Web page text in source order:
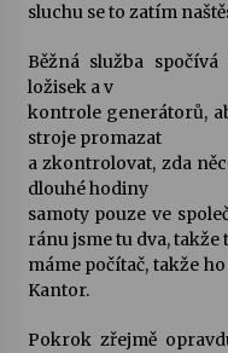
sluchu se to zatím
Běžná služba
ložisek a v
kontrole generátorů,
stroje promazat
a zkontrolovat, zda
dlouhé hodiny
samoty pouze ve
ránu jsme tu dva, takže
máme počítač, takže
Kantor.
Pokrok zřejmě